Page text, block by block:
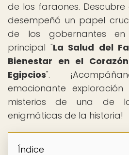
de los faraones.
desempeñó un papel
de los gobernantes en
principal "La Salud del
Bienestar en el
Egipcios".
emocionante
misterios de una de
enigmáticas de la historia!
Índice